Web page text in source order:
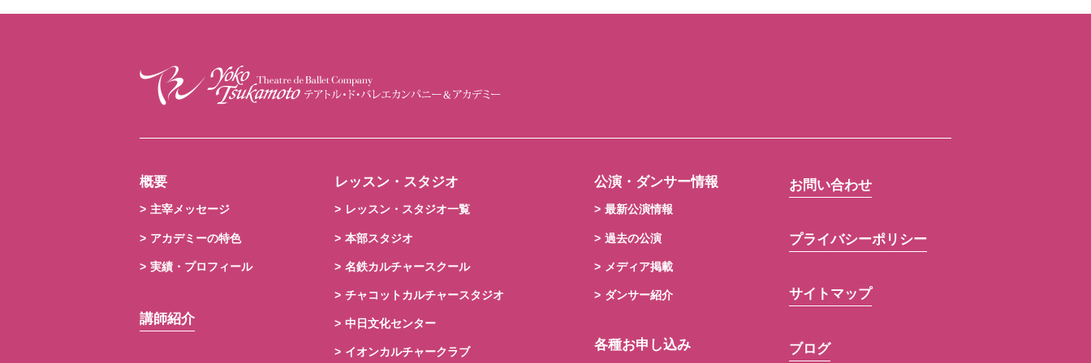
概要
主宰メッセージ
アカデミーの特色
実績・プロフィール
講師紹介
レッスン・スタジオ
レッスン・スタジオ一覧
本部スタジオ
名鉄カルチャースクール
チャコットカルチャースタジオ
中日文化センター
イオンカルチャークラブ
公演・ダンサー情報
最新公演情報
過去の公演
メディア掲載
ダンサー紹介
各種お申し込み
お問い合わせ
プライバシーポリシー
サイトマップ
ブログ